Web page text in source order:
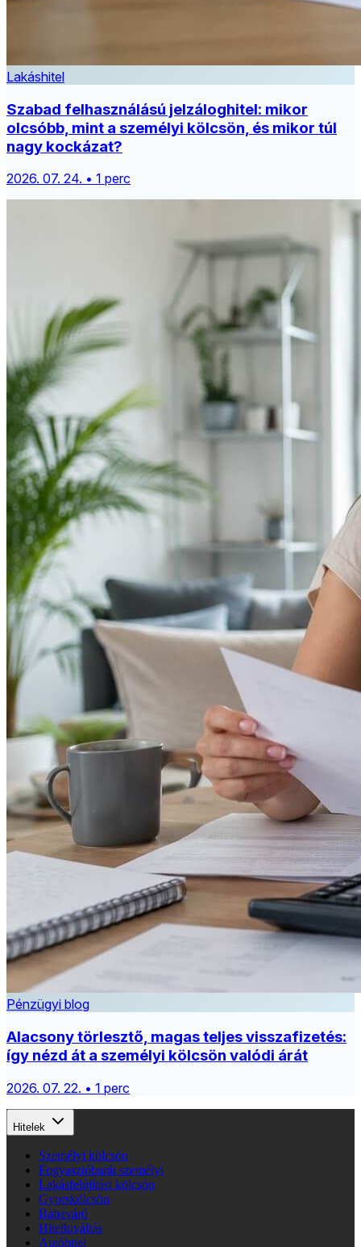
Lakáshitel
Szabad felhasználású jelzáloghitel: mikor
olcsóbb, mint a személyi kölcsön, és mikor túl
nagy kockázat?
2026. 07. 24. • 1 perc
Pénzügyi blog
Alacsony törlesztő, magas teljes visszafizetés:
így nézd át a személyi kölcsön valódi árát
2026. 07. 22. • 1 perc
Hitelek
Személyi kölcsön
Fogyasztóbarát személyi
Lakásfelújítási kölcsön
Gyorskölcsön
Babaváró
Hitelkiváltás
Autóhitel